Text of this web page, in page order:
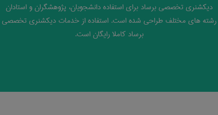
دیکشنری تخصصی برساد برای استفاده دانشجویان، پژوهشگران و استادان
رشته های مختلف طراحی شده است. استفاده از خدمات دیکشنری تخصصی
برساد کاملا رایگان است.